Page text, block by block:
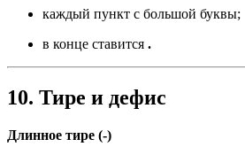
каждый пункт с большой буквы;
в конце ставится .
10. Тире и дефис
Длинное тире (-)